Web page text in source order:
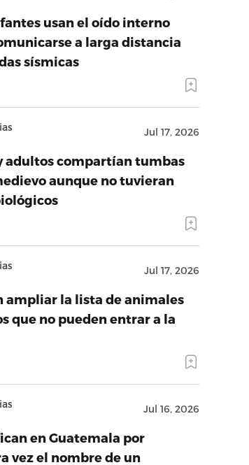
usan el oído interno
a larga distancia
sísmicas
Jul 17, 2026
adultos compartían tumbas
aunque no tuvieran
Jul 17, 2026
ampliar la lista de animales
que no pueden entrar a la
Jul 16, 2026
en Guatemala por
vez el nombre de un